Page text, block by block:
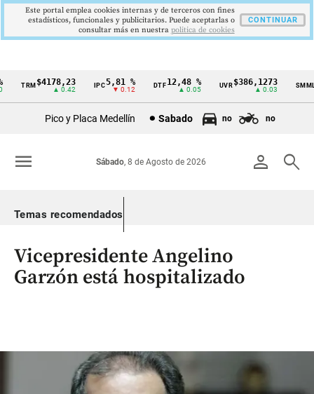
Cintillo
Colombia
TRM$4178,23
▲ 0.42
IPC5,81 %
▼ 0.12
DTF12,48 %
▲ 0.05
UVR$386,1273
▲ 0.03
SMMLV
Pico y Placa Medellín Sabado no no
person search
Sábado, 8 de Agosto de 2026
menu
Temas recomendados
Vicepresidente Angelino
Garzón está hospitalizado
Este portal emplea cookies internas y de terceros con fines
estadísticos, funcionales y publicitarios. Puede aceptarlas o
consultar más en nuestra politica de cookies
CONTINUAR